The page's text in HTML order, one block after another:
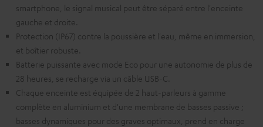
smartphone, le signal musical peut être séparé entre l'enceinte
gauche et droite.
Protection (IP67) contre la poussière et l'eau, même en immersion,
et boîtier robuste.
Batterie puissante avec mode Eco pour une autonomie de plus de
28 heures, se recharge via un câble USB-C.
Chaque enceinte est équipée de 2 haut-parleurs à gamme
complète en aluminium et d'une membrane de basses passive ;
basses dynamiques pour des graves optimaux, prend en charge